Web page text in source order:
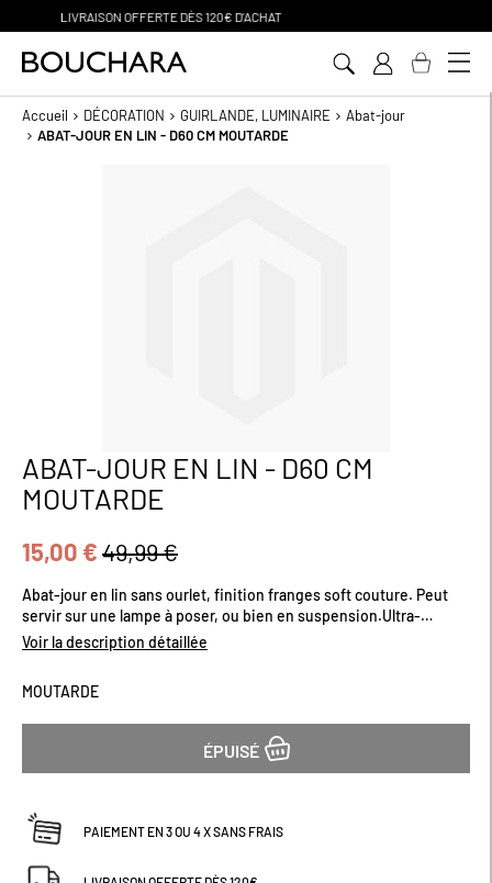
PAIEMENT EN 3 SANS FRAIS
Accueil DÉCORATION GUIRLANDE, LUMINAIRE
Abat-jour
ABAT-JOUR EN LIN - D60 CM MOUTARDE
Passer
au
début
la
Galerie
d’images
ABAT-JOUR EN LIN - D60 CM
MOUTARDE
15,00 €49,99 €
Abat-jour en lin sans ourlet, finition franges soft couture. Peut
servir sur une lampe à poser, ou bien en suspension.Ultra-
tendance pour une déco slow-life. Existe en plusierus coloris.
Dimensions (cm) : D60 x H70
Voir la description détaillée
MOUTARDE
ÉPUISÉ
PAIEMENT EN 3 OU 4 X SANS FRAIS